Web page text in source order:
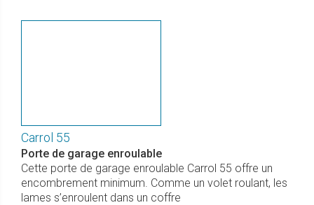
Carrol 55
Porte de garage enroulable
Cette porte de garage enroulable Carrol 55 offre un
encombrement minimum. Comme un volet roulant, les
lames s’enroulent dans un coffre